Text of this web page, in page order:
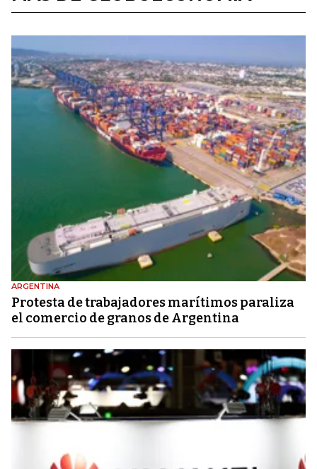
ARGENTINA
Protesta de trabajadores marítimos paraliza
el comercio de granos de Argentina